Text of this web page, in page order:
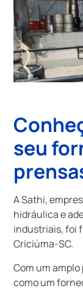
seu
A Sathi,
hidráulica e
industriais, foi
Criciúma-SC.
Com um
como um